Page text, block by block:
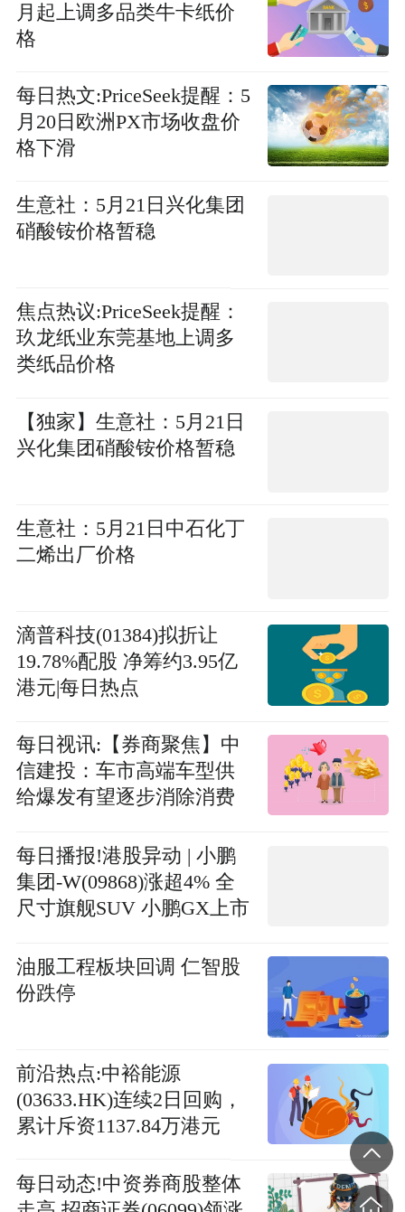
月起上调多品类牛卡纸价
格
每日热文:PriceSeek提醒：5
月20日欧洲PX市场收盘价
格下滑
生意社：5月21日兴化集团
硝酸铵价格暂稳
焦点热议:PriceSeek提醒：
玖龙纸业东莞基地上调多
类纸品价格
【独家】生意社：5月21日
兴化集团硝酸铵价格暂稳
生意社：5月21日中石化丁
二烯出厂价格
滴普科技(01384)拟折让
19.78%配股 净筹约3.95亿
港元|每日热点
每日视讯:【券商聚焦】中
信建投：车市高端车型供
给爆发有望逐步消除消费
每日播报!港股异动 | 小鹏
集团-W(09868)涨超4% 全
尺寸旗舰SUV 小鹏GX上市
油服工程板块回调 仁智股
份跌停
前沿热点:中裕能源
(03633.HK)连续2日回购，
累计斥资1137.84万港元
每日动态!中资券商股整体